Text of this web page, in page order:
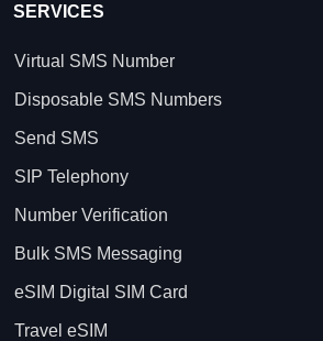
SERVICES
Virtual SMS Number
Disposable SMS Numbers
Send SMS
SIP Telephony
Number Verification
Bulk SMS Messaging
eSIM Digital SIM Card
Travel eSIM